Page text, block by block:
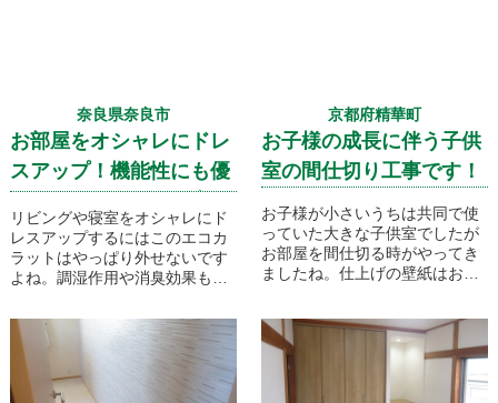
奈良県奈良市
お部屋をオシャレにドレ
スアップ！機能性にも優
す！
リビングや寝室をオシャレにド
レスアップするにはこのエコカ
ラットはやっぱり外せないです
よね。調湿作用や消臭効果も期
京都府精華町
お子様の成長に伴う子供
室の間仕切り工事です！
お子様が小さいうちは共同で使
っていた大きな子供室でしたが
お部屋を間仕切る時がやってき
ましたね。仕上げの壁紙はお子